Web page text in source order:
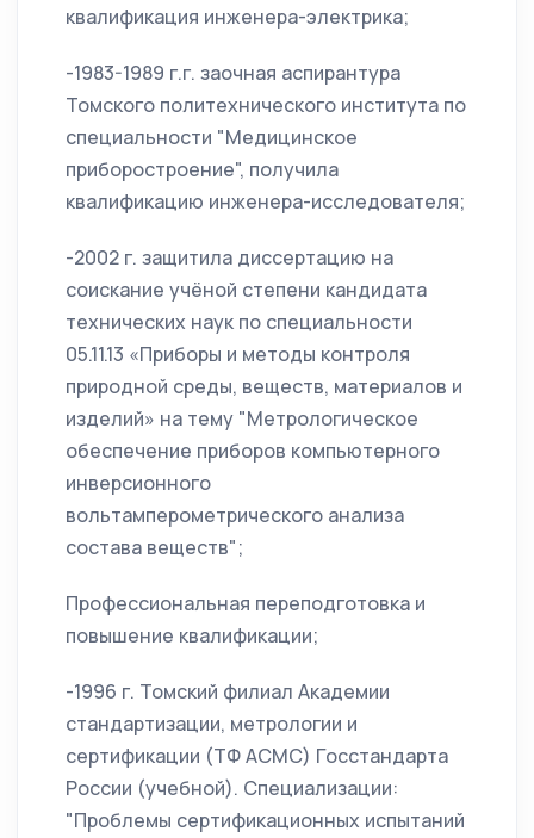
квалификация инженера-электрика;
-1983-1989 г.г. заочная аспирантура
Томского политехнического института по
специальности "Медицинское
приборостроение", получила
квалификацию инженера-исследователя;
-2002 г. защитила диссертацию на
соискание учёной степени кандидата
технических наук по специальности
05.11.13 «Приборы и методы контроля
природной среды, веществ, материалов и
изделий» на тему "Метрологическое
обеспечение приборов компьютерного
инверсионного
вольтамперометрического анализа
состава веществ";
Профессиональная переподготовка и
повышение квалификации;
-1996 г. Томский филиал Академии
стандартизации, метрологии и
сертификации (ТФ АСМС) Госстандарта
России (учебной). Специализации:
"Проблемы сертификационных испытаний